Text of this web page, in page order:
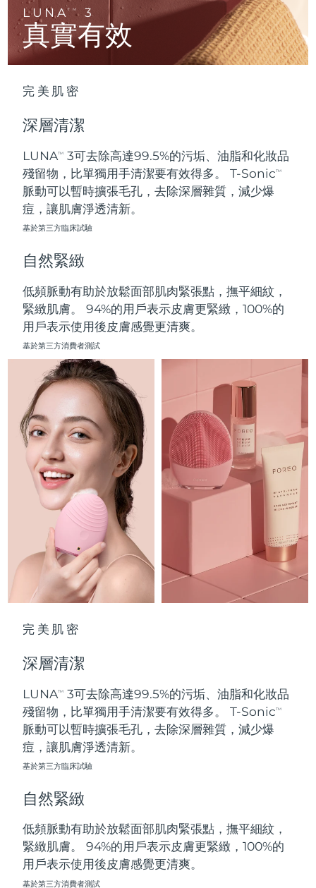
LUNATM 3
真實有效
完美肌密
深層清潔
LUNATM
3可去除高達99.5%的污垢、油脂和化妝品
殘留物，比單獨用手清潔要有效得多。 T-SonicTM
脈動可以暫時擴張毛孔，去除深層雜質，減少爆
痘，讓肌膚淨透清新。
基於第三方臨床試驗
自然緊緻
低頻脈動有助於放鬆面部肌肉緊張點，撫平細紋，
緊緻肌膚。 94%的用戶表示皮膚更緊緻，100%的
用戶表示使用後皮膚感覺更清爽。
基於第三方消費者測試
完美肌密
深層清潔
LUNATM
3可去除高達99.5%的污垢、油脂和化妝品
殘留物，比單獨用手清潔要有效得多。 T-SonicTM
脈動可以暫時擴張毛孔，去除深層雜質，減少爆
痘，讓肌膚淨透清新。
基於第三方臨床試驗
自然緊緻
低頻脈動有助於放鬆面部肌肉緊張點，撫平細紋，
緊緻肌膚。 94%的用戶表示皮膚更緊緻，100%的
用戶表示使用後皮膚感覺更清爽。
基於第三方消費者測試
全部購買
關於我們
日本 預計送達日期8/13/26
澤西島 預計送達日期8/15/26
黎巴嫩 預計送達日期8/11/26
立陶宛
中國澳門特別行政區
馬來西亞 預計送達日期8/13/26
馬爾他
墨西哥 8/14/26
摩納哥 預計送達日期
荷蘭 預計送達日期 8/10/26
紐西蘭 預計送達日期 8/10/26
挪威 8/10/26
8/13/26
菲律賓 預計送達日期 8/13/26
波蘭 預計送達日期8/11/26
葡萄牙
波多黎各
卡達 預計送達日期
留尼旺 預計送達日期 8/15/26
羅馬尼亞
俄羅斯
沙烏地阿拉伯 預計送達日期8/11/26
新加坡